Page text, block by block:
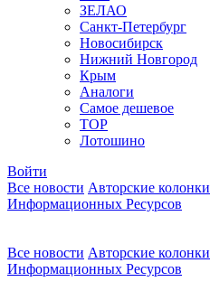
ЗЕЛАО
Санкт-Петербург
Новосибирск
Нижний Новгород
Крым
Аналоги
Самое дешевое
TOP
Лотошино
Войти
Все новости Авторские колонки
Информационных Ресурсов
Все новости Авторские колонки
Информационных Ресурсов